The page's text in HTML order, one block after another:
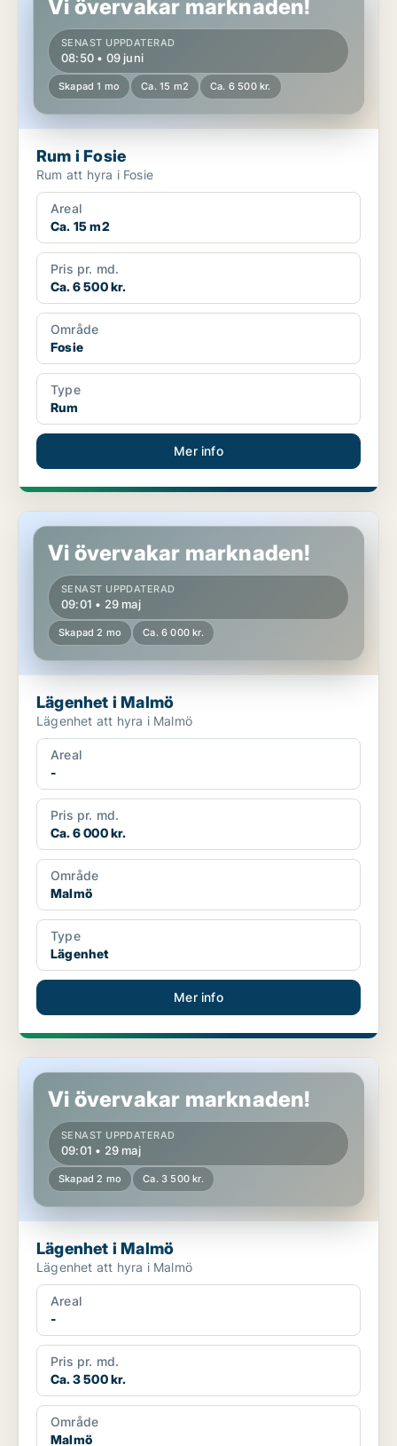
Vi övervakar marknaden!
SENAST UPPDATERAD
08:50 • 09 juni
Skapad 1 mo Ca. 15 m2 Ca. 6 500 kr.
Rum i Fosie
Rum att hyra i Fosie
Areal
Ca. 15 m2
Pris pr. md.
Ca. 6 500 kr.
Område
Fosie
Type
Rum
Mer info
Lägenhet i Malmö
Vi övervakar marknaden!
SENAST UPPDATERAD
09:01 • 29 maj
Skapad 2 mo Ca. 6 000 kr.
Lägenhet i Malmö
Lägenhet att hyra i Malmö
Areal
-
Pris pr. md.
Ca. 6 000 kr.
Område
Malmö
Type
Lägenhet
Mer info
Lägenhet i Malmö
Vi övervakar marknaden!
SENAST UPPDATERAD
09:01 • 29 maj
Skapad 2 mo Ca. 3 500 kr.
Lägenhet i Malmö
Lägenhet att hyra i Malmö
Areal
-
Pris pr. md.
Ca. 3 500 kr.
Område
Malmö